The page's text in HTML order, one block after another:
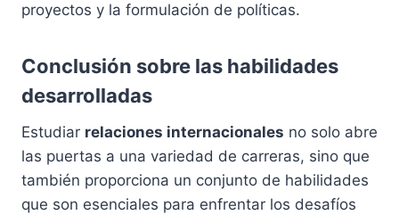
proyectos y la formulación de políticas.
Conclusión sobre las habilidades
desarrolladas
Estudiar relaciones internacionales no solo abre
las puertas a una variedad de carreras, sino que
también proporciona un conjunto de habilidades
que son esenciales para enfrentar los desafíos